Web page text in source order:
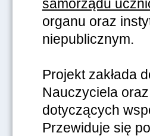
samorządu
organu oraz
niepublicznym.
Projekt zakłada
Nauczyciela
dotyczących
Przewiduje się